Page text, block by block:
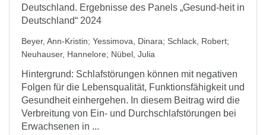
Deutschland. Ergebnisse des Panels „Gesund-heit in
Deutschland“ 2024
Beyer, Ann-Kristin; Yessimova, Dinara; Schlack, Robert;
Neuhauser, Hannelore; Nübel, Julia
Hintergrund: Schlafstörungen können mit negativen
Folgen für die Lebensqualität, Funktionsfähigkeit und
Gesundheit einhergehen. In diesem Beitrag wird die
Verbreitung von Ein- und Durchschlafstörungen bei
Erwachsenen in ...